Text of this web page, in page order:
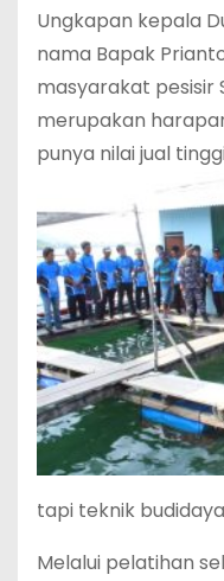
Ungkapan kepala
nama Bapak
masyarakat pesisir
merupakan
punya nilai jual
tapi teknik
Melalui pelatihan